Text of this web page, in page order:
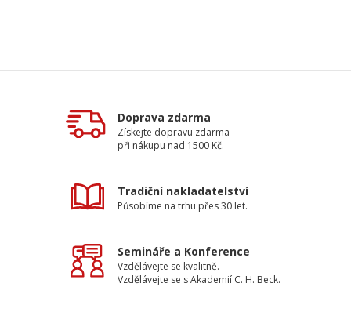
Doprava zdarma
Získejte dopravu zdarma
při nákupu nad 1500 Kč.
Tradiční nakladatelství
Působíme na trhu přes 30 let.
Semináře a Konference
Vzdělávejte se kvalitně.
Vzdělávejte se s Akademií C. H. Beck.